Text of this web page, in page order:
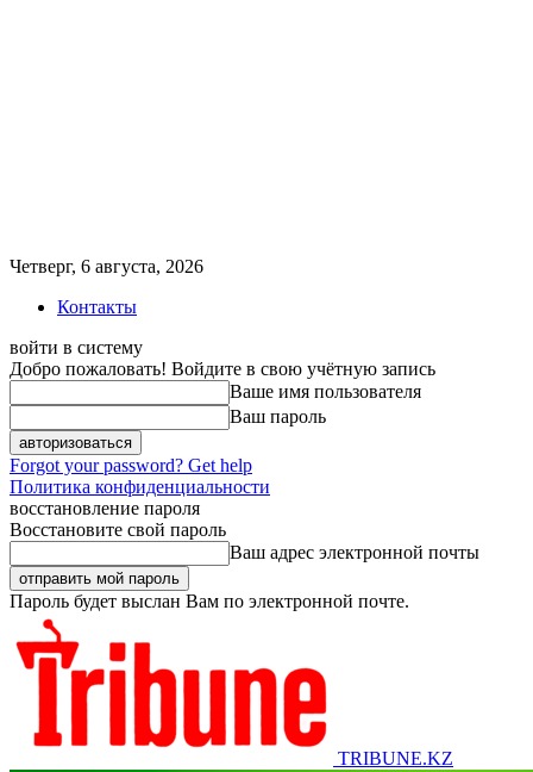
Четверг, 6 августа, 2026
Контакты
войти в систему
Добро пожаловать! Войдите в свою учётную запись
Ваше имя пользователя
Ваш пароль
Forgot your password? Get help
Политика конфиденциальности
восстановление пароля
Восстановите свой пароль
Ваш адрес электронной почты
Пароль будет выслан Вам по электронной почте.
TRIBUNE.KZ